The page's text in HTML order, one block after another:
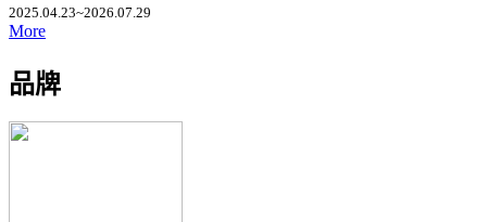
2025.04.23~2026.07.29
More
品牌